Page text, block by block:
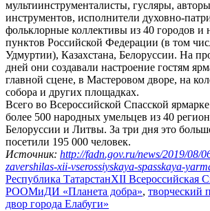
мультиинструменталисты, гусляры,
инструментов, исполнители духовно-
фольклорные коллективы из 40 городов и
пунктов Российской Федерации (в том
Удмуртии), Казахстана, Белоруссии. На
дней они создавали настроение гостям
главной сцене, в Мастеровом дворе, на
собора и других площадках.
Всего во Всероссийской Спасской
более 500 народных умельцев из 40
Белоруссии и Литвы. За три дня это
посетили 195 000 человек.
Источник: http://fadn.gov.ru/news/2019/08/
zavershilas-xii-vserossiyskaya-spasskaya-
Республика ТатарстанXII Всероссийская
РООМиДИ «Планета добра», творческий
двор города Елабуги»